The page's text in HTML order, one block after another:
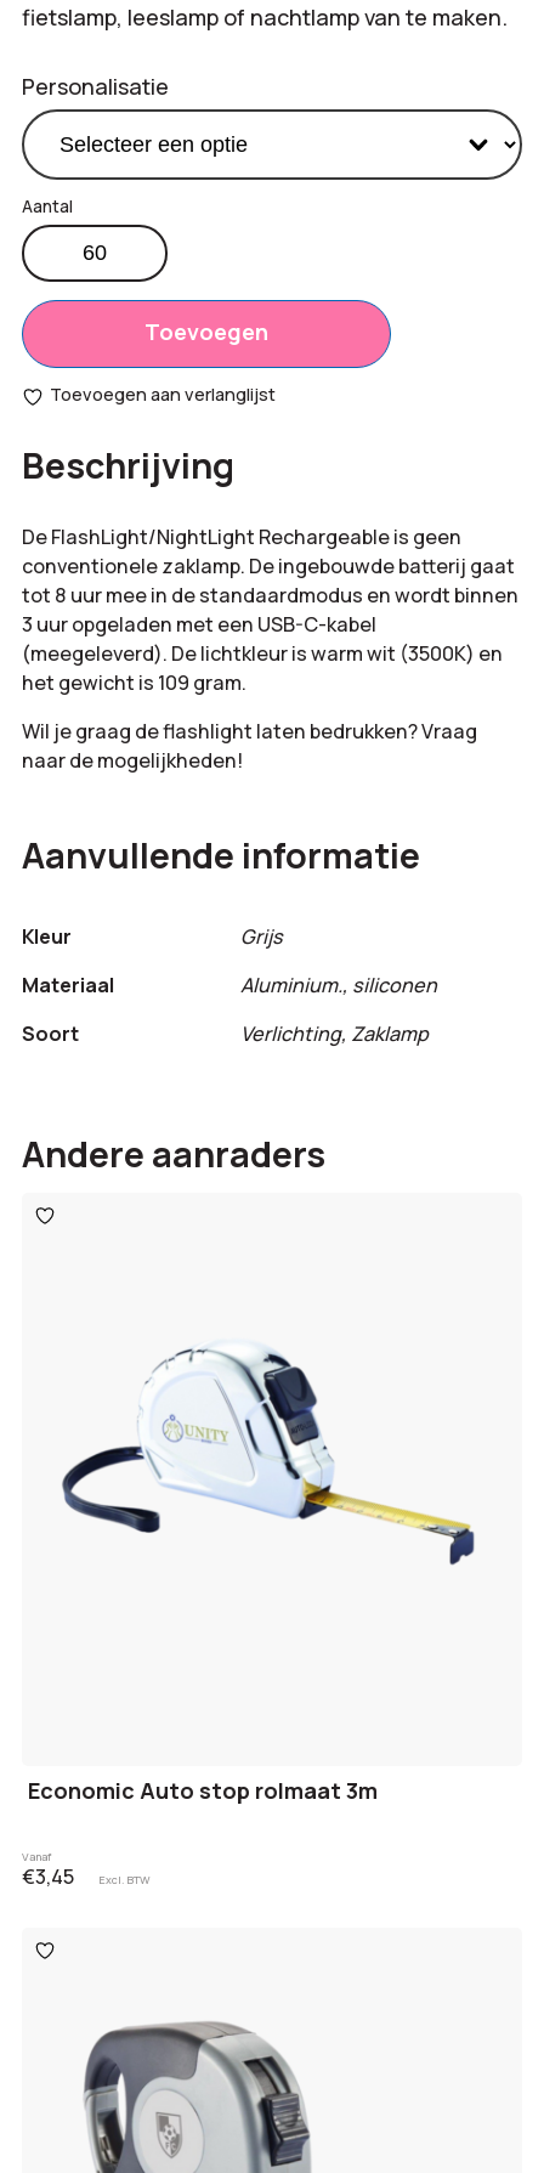
fietslamp, leeslamp of nachtlamp van te maken.
Personalisatie
Productprijs:
Totaal
opties:
€0,00
totaal:
Multifunctionele
zaklamp
aantal
Toevoegen
Toevoegen aan verlanglijst
Beschrijving
De FlashLight/NightLight Rechargeable is geen
conventionele zaklamp. De ingebouwde batterij gaat
tot 8 uur mee in de standaardmodus en wordt binnen
3 uur opgeladen met een USB-C-kabel
(meegeleverd). De lichtkleur is warm wit (3500K) en
het gewicht is 109 gram.
Wil je graag de flashlight laten bedrukken? Vraag
naar de mogelijkheden!
Aanvullende informatie
Kleur
Grijs
Materiaal
Aluminium., siliconen
Soort
Verlichting, Zaklamp
Andere aanraders
Toevoegen
aan
Economic Auto stop rolmaat 3m
Vanaf
€3,45 Excl. BTW
Toevoegen
aan